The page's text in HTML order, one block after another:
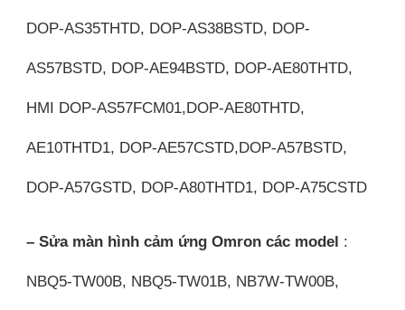
DOP-AS35THTD, DOP-AS38BSTD, DOP-
AS57BSTD, DOP-AE94BSTD, DOP-AE80THTD,
HMI DOP-AS57FCM01,DOP-AE80THTD,
AE10THTD1, DOP-AE57CSTD,DOP-A57BSTD,
DOP-A57GSTD, DOP-A80THTD1, DOP-A75CSTD
– Sửa màn hình cảm ứng Omron các model :
NBQ5-TW00B, NBQ5-TW01B, NB7W-TW00B,